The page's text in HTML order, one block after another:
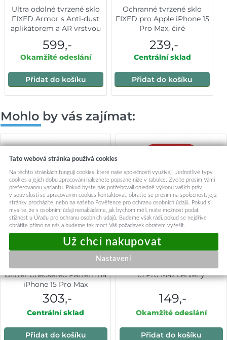
Ultra odolné tvrzené sklo
FIXED Armor s Anti-dust
aplikátorem a AR vrstvou
Max, černé
599,-
Okamžité odeslání
Přidat do košíku
Ochranné tvrzené sklo
FIXED pro Apple iPhone 15
Pro Max, čiré
239,-
Centrální sklad
Přidat do košíku
Mohlo by vás zajímat:
Glitter Checkered Pattern na
iPhone 15 Pro Max
Transparent
303,-
Centrální sklad
Přidat do košíku
15 Pro Max červený
149,-
Okamžité odeslání
Přidat do košíku
Tato webová stránka používá cookies
Na těchto stránkách fungují cookies, které naše společnosti využívají. Jednotlivé typy
cookies a jejich dobu zpracování naleznete popsané níže v tabulce. Zvolte prosím Vámi
preferovanou variantu. Pokud byste nás potřebovali ohledně výkonu vašich práv
v souvislosti se zpracováním cookies kontaktovat, obraťte se prosím na společnost, jejíž
stránky procházíte, nebo na našeho Pověřence pro ochranu osobních údajů. Pokud si
myslíte, že s osobními údaji nenakládáme, jak bychom měli, máte možnost podat
stížnost u Úřadu pro ochranu osobních údajů. Budeme však rádi, pokud se nejdříve
obrátíte přímo na nás a budeme tak moct Váš požadavek obratem vyřešit.
Nastavení